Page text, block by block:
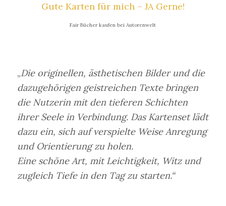
Gute Karten für mich – JA Gerne!
Fair Bücher kaufen bei Autorenwelt
„Die originellen, ästhetischen Bilder und die
dazugehörigen geistreichen Texte bringen
die Nutzerin mit den tieferen Schichten
ihrer Seele in Verbindung. Das Kartenset lädt
dazu ein, sich auf verspielte Weise Anregung
und Orientierung zu holen.
Eine schöne Art, mit Leichtigkeit, Witz und
zugleich Tiefe in den Tag zu starten.“